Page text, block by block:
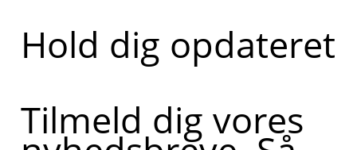
Hold dig opdateret
Tilmeld dig vores